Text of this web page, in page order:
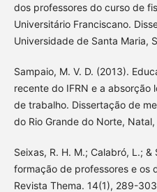
dos professores do curso de
Universitário Franciscano.
Universidade de Santa Maria,
Sampaio, M. V. D. (2013).
recente do IFRN e a absorção
de trabalho. Dissertação de
do Rio Grande do Norte, Natal,
Seixas, R. H. M.; Calabró, L.; &
formação de professores e os
Revista Thema. 14(1), 289-